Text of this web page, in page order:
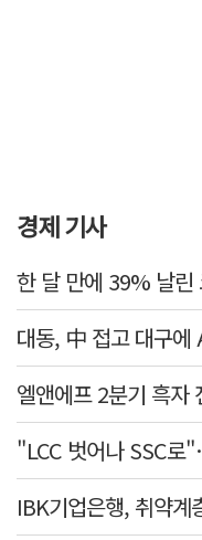
경제 기사
엘앤에프 2분기 흑